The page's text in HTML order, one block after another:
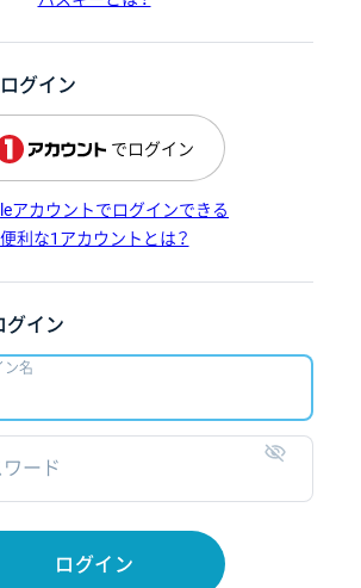
グイン
でログイン
アカウントでログインできる
便利な1アカウントとは？
グイン
ン名
ード
ログイン